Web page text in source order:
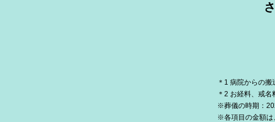
＊1 病院からの
＊2 お経料、戒名
※葬儀の時期：
※各項目の金額は